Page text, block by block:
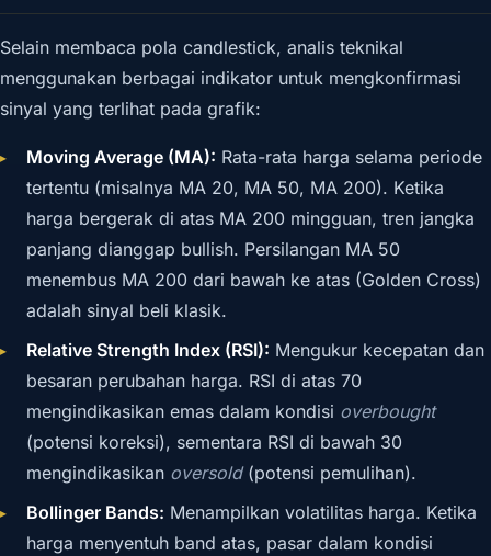
Selain membaca pola candlestick, analis teknikal
menggunakan berbagai indikator untuk mengkonfirmasi
sinyal yang terlihat pada grafik:
Moving Average (MA): Rata-rata harga selama periode
tertentu (misalnya MA 20, MA 50, MA 200). Ketika
harga bergerak di atas MA 200 mingguan, tren jangka
panjang dianggap bullish. Persilangan MA 50
menembus MA 200 dari bawah ke atas (Golden Cross)
adalah sinyal beli klasik.
Relative Strength Index (RSI): Mengukur kecepatan dan
besaran perubahan harga. RSI di atas 70
mengindikasikan emas dalam kondisi overbought
(potensi koreksi), sementara RSI di bawah 30
mengindikasikan oversold(potensi pemulihan).
Bollinger Bands: Menampilkan volatilitas harga. Ketika
harga menyentuh band atas, pasar dalam kondisi